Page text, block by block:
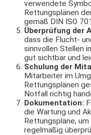
verwendete
Rettungsplänen
gemäß DIN ISO
Überprüfung der
dass die Flucht-
sinnvollen Stellen
gut sichtbar und
Schulung der
Mitarbeiter im
Rettungsplänen
Notfall richtig
Dokumentation:
die Wartung und
Rettungspläne,
regelmäßig